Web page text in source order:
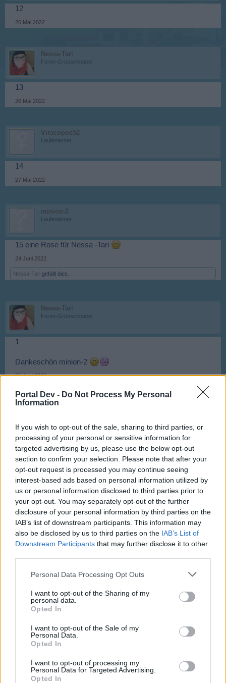
Portal Dev - Do Not Process My Personal
Information
If you wish to opt-out of the sale, sharing to third parties, or
processing of your personal or sensitive information for
targeted advertising by us, please use the below opt-out
section to confirm your selection. Please note that after your
opt-out request is processed you may continue seeing
interest-based ads based on personal information utilized by
us or personal information disclosed to third parties prior to
your opt-out. You may separately opt-out of the further
disclosure of your personal information by third parties on the
IAB’s list of downstream participants. This information may
also be disclosed by us to third parties on the IAB’s List of
Downstream Participants that may further disclose it to other
Personal Data Processing Opt Outs
I want to opt-out of the Sharing of my
personal data.
Opted In
I want to opt-out of the Sale of my
Personal Data.
Opted In
I want to opt-out of processing my
Personal Data for Targeted Advertising.
Opted In
12
26 Mai 2022
Nessa-Tari
Foren-Grünschnabel
13
26 Mai 2022
Viracopos52
Laufenlerner
14
27 Mai 2022
minion-2
Laufenlerner
15 eine Rose für Nessa -Tari
24 Juni 2022
Nessa-Tari gefällt dies.
Nessa-Tari
Foren-Grünschnabel
1
Dankeschön minion-2
25 Juni 2022
-.Tweety.-
2
25 Juni 2022
Laufenlerner
3
26 Juni 2022
Aktiver Autor
28 Juni 2022
Nessa-Tari